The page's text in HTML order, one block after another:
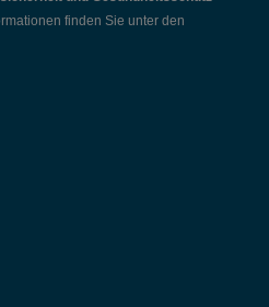
finden Sie unter den